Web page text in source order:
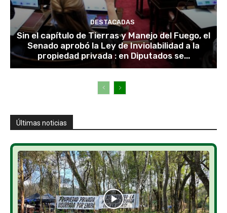
DESTACADAS
Sin el capítulo de Tierras y Manejo del Fuego, el
Senado aprobó la Ley de Inviolabilidad a la
propiedad privada : en Diputados se...
Últimas noticias